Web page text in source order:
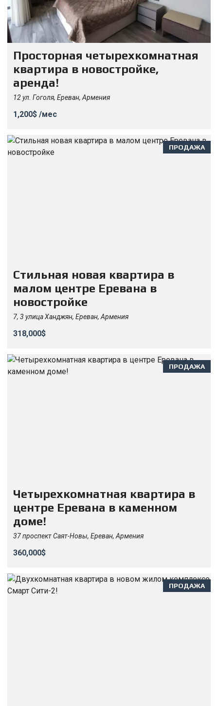
Просторная четырехкомнатная
квартира в новостройке,
аренда!
12 ул. Гоголя, Ереван, Армения
1,200$ /мес
ПРОДАЖА
Стильная новая квартира в
малом центре Еревана в
новостройке
7, 3 улица Ханджян, Ереван, Армения
318,000$
ПРОДАЖА
Четырехкомнатная квартира в
центре Еревана в каменном
доме!
37 проспект Саят-Новы, Ереван, Армения
360,000$
ПРОДАЖА